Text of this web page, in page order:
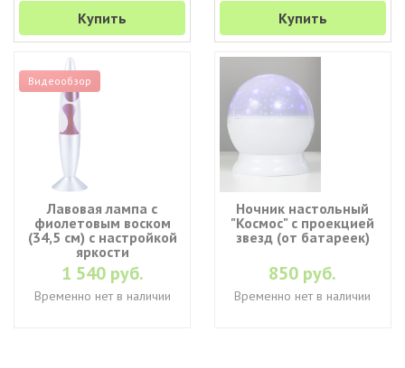
Купить Купить
Видеообзор
Лавовая лампа с
фиолетовым воском
(34,5 см) с настройкой
яркости
1 540 руб.
Временно нет в наличии
Ночник настольный
"Космос" с проекцией
звезд (от батареек)
850 руб.
Временно нет в наличии